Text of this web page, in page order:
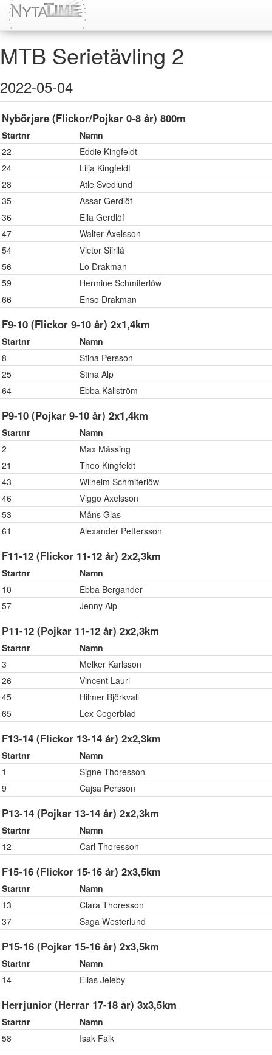
MTB Serietävling 2
2022-05-04
Nybörjare (Flickor/Pojkar 0-8 år) 800m
Startnr
Namn
22
Eddie Kingfeldt
24
Lilja Kingfeldt
28
Atle Svedlund
35
Assar Gerdlöf
36
Ella Gerdlöf
47
Walter Axelsson
54
Victor Siirilä
56
Lo Drakman
59
Hermine Schmiterlöw
66
Enso Drakman
F9-10 (Flickor 9-10 år) 2x1,4km
Startnr
Namn
8
Stina Persson
25
Stina Alp
64
Ebba Källström
P9-10 (Pojkar 9-10 år) 2x1,4km
Startnr
Namn
2
Max Mässing
21
Theo Kingfeldt
43
Wilhelm Schmiterlöw
46
Viggo Axelsson
53
Måns Glas
61
Alexander Pettersson
F11-12 (Flickor 11-12 år) 2x2,3km
Startnr
Namn
10
Ebba Bergander
57
Jenny Alp
P11-12 (Pojkar 11-12 år) 2x2,3km
Startnr
Namn
3
Melker Karlsson
26
Vincent Lauri
45
Hilmer Björkvall
65
Lex Cegerblad
F13-14 (Flickor 13-14 år) 2x2,3km
Startnr
Namn
1
Signe Thoresson
9
Cajsa Persson
P13-14 (Pojkar 13-14 år) 2x2,3km
Startnr
Namn
12
Carl Thoresson
F15-16 (Flickor 15-16 år) 2x3,5km
Startnr
Namn
13
Clara Thoresson
37
Saga Westerlund
P15-16 (Pojkar 15-16 år) 2x3,5km
Startnr
Namn
14
Elias Jeleby
Herrjunior (Herrar 17-18 år) 3x3,5km
Startnr
Namn
58
Isak Falk